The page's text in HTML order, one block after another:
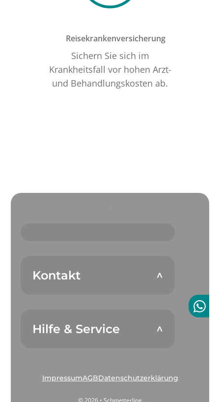
Reisekrankenversicherung
Sichern Sie sich im
Krankheitsfall vor hohen Arzt-
und Behandlungskosten ab.
Kontakt
Hilfe & Service
ImpressumAGBDatenschutzerklärung
© 2026 • Schmetterling